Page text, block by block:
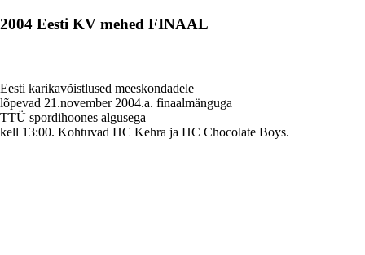
2004 Eesti KV mehed FINAAL
Eesti karikavõistlused meeskondadele
lõpevad 21.november 2004.a. finaalmänguga
TTÜ spordihoones algusega
kell 13:00. Kohtuvad HC Kehra ja HC Chocolate Boys.